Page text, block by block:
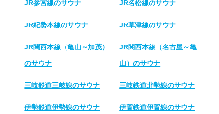
JR参宮線のサウナ JR名松線のサウナ
JR紀勢本線のサウナ JR草津線のサウナ
JR関西本線（亀山～加茂）
のサウナ
JR関西本線（名古屋～亀
山）のサウナ
三岐鉄道三岐線のサウナ 三岐鉄道北勢線のサウナ
伊勢鉄道伊勢線のサウナ 伊賀鉄道伊賀線のサウナ